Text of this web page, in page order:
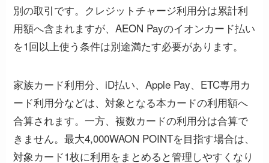
別の取引です。クレジットチャージ利用分は累計利
用額へ含まれますが、AEON Payのイオンカード払い
を1回以上使う条件は別途満たす必要があります。
家族カード利用分、iD払い、Apple Pay、ETC専用カ
ード利用分などは、対象となる本カードの利用額へ
合算されます。一方、複数カードの利用分は合算で
きません。最大4,000WAON POINTを目指す場合は、
対象カード1枚に利用をまとめると管理しやすくなり